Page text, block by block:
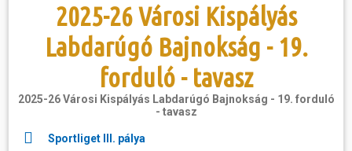
2025-26 Városi Kispályás
Labdarúgó Bajnokság - 19.
forduló - tavasz
2025-26 Városi Kispályás Labdarúgó Bajnokság - 19. forduló
- tavasz
Sportliget III. pálya